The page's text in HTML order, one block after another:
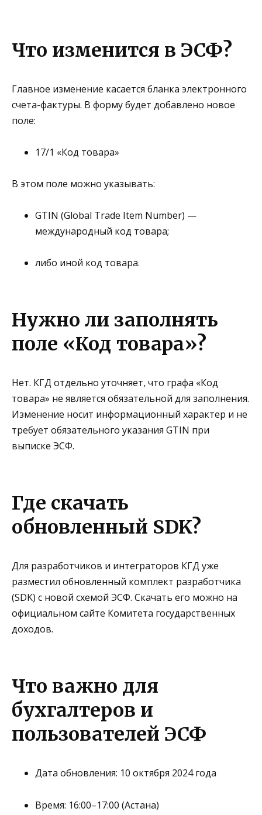
Что изменится в ЭСФ?
Главное изменение касается бланка электронного
счета-фактуры. В форму будет добавлено новое
поле:
17/1 «Код товара»
В этом поле можно указывать:
GTIN (Global Trade Item Number) —
международный код товара;
либо иной код товара.
Нужно ли заполнять
поле «Код товара»?
Нет. КГД отдельно уточняет, что графа «Код
товара» не является обязательной для заполнения.
Изменение носит информационный характер и не
требует обязательного указания GTIN при
выписке ЭСФ.
Где скачать
обновленный SDK?
Для разработчиков и интеграторов КГД уже
разместил обновленный комплект разработчика
(SDK) с новой схемой ЭСФ. Скачать его можно на
официальном сайте Комитета государственных
доходов.
Что важно для
бухгалтеров и
пользователей ЭСФ
Дата обновления: 10 октября 2024 года
Время: 16:00–17:00 (Астана)